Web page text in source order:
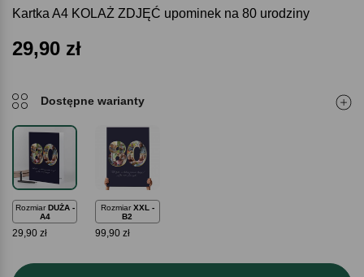
Kartka A4 KOLAŻ ZDJĘĆ upominek na 80 urodziny
29,90 zł
Dostępne warianty
Rozmiar DUŻA -
A4
29,90 zł
Rozmiar XXL -
B2
99,90 zł